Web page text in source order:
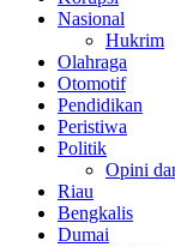
Nasional
Hukrim
Olahraga
Otomotif
Pendidikan
Peristiwa
Politik
Opini
Riau
Bengkalis
Dumai